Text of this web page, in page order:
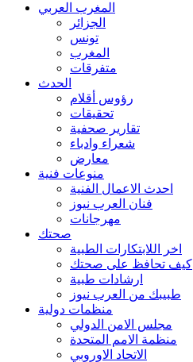
المغرب العربي
الجزائر
تونس
المغرب
متفرقات
الحدث
رؤوس أقلام
تحقيقات
تقارير صحفية
شعراء وادباء
معارض
منوعات فنية
احدث الاعمال الفنية
فنان العرب نيوز
مهرجانات
صحتك
اخر اللابتكارات الطبية
كيف تحافظ على صحتك
ارشادات طبية
طبيبك من العرب نيوز
منظمات دولية
مجلس الامن الدولي
منظمة الامم المتحدة
الاتحاد الاوروبي